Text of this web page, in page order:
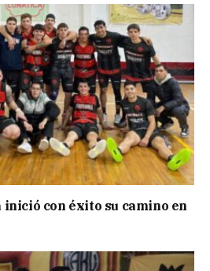
inició con éxito su camino en